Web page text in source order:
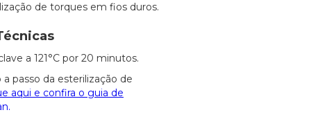
de torques em fios duros.
a 121°C por 20 minutos.
passo da esterilização de
aqui e confira o guia de